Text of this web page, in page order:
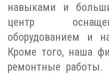
навыками и
центр
оборудованием и
Кроме того, наша
ремонтные работы.